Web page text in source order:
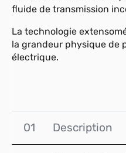
fluide de transmission
La technologie
la grandeur physique de
électrique.
01 Description